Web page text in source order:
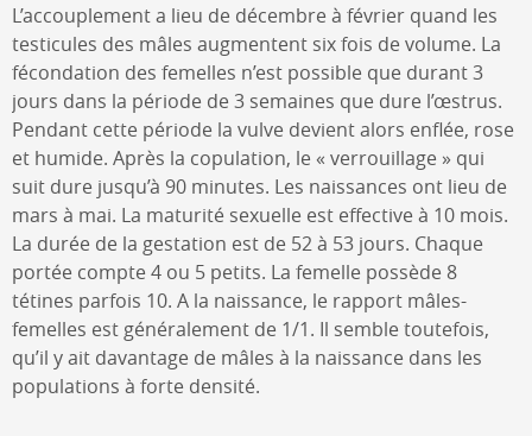
L’accouplement a lieu de décembre à février quand les
testicules des mâles augmentent six fois de volume. La
fécondation des femelles n’est possible que durant 3
jours dans la période de 3 semaines que dure l’œstrus.
Pendant cette période la vulve devient alors enflée, rose
et humide. Après la copulation, le « verrouillage » qui
suit dure jusqu’à 90 minutes. Les naissances ont lieu de
mars à mai. La maturité sexuelle est effective à 10 mois.
La durée de la gestation est de 52 à 53 jours. Chaque
portée compte 4 ou 5 petits. La femelle possède 8
tétines parfois 10. A la naissance, le rapport mâles-
femelles est généralement de 1/1. Il semble toutefois,
qu’il y ait davantage de mâles à la naissance dans les
populations à forte densité.